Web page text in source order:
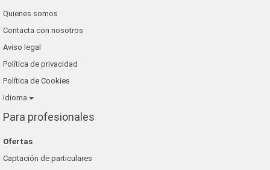
Quienes somos
Contacta con nosotros
Aviso legal
Política de privacidad
Política de Cookies
Idioma
Para profesionales
Ofertas
Captación de particulares